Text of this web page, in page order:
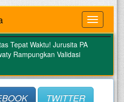
MENU
Tepat Waktu! Jurusita PA
Rampungkan Validasi
TWITTER